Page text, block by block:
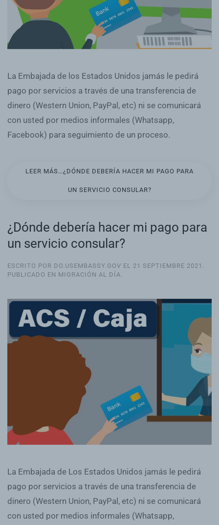
La Embajada de los Estados Unidos jamás le pedirá
pago por servicios a través de una transferencia de
dinero (Western Union, PayPal, etc) ni se comunicará
con usted por medios informales (Whatsapp,
Facebook) para seguimiento de un proceso.
LEER MÁS…¿DÓNDE DEBERÍA HACER MI PAGO PARA
UN SERVICIO CONSULAR?
¿Dónde debería hacer mi pago para
un servicio consular?
ESCRITO POR DO.USEMBASSY.GOV EL 21 SEPTIEMBRE 2021
PUBLICADO EN MIGRACIÓN AL DÍA
La Embajada de Los Estados Unidos jamás le pedirá
pago por servicios a través de una transferencia de
dinero (Western Union, PayPal, etc) ni se comunicará
con usted por medios informales (Whatsapp,